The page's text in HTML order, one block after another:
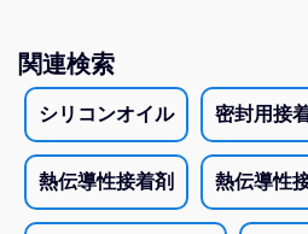
関連検索
シリコンオイル 密封用接
熱伝導性接着剤 熱伝導性